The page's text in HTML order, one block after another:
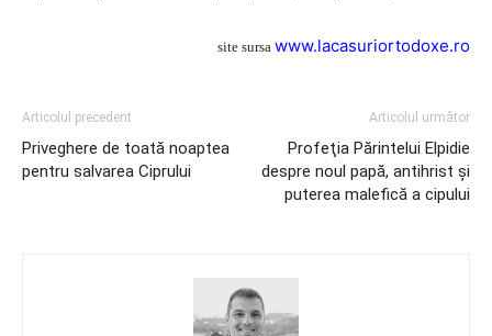
site sursa www.lacasuriortodoxe.ro
Articolul precedent
Priveghere de toată noaptea
pentru salvarea Ciprului
Articolul următor
Profeţia Părintelui Elpidie
despre noul papă, antihrist şi
puterea malefică a cipului